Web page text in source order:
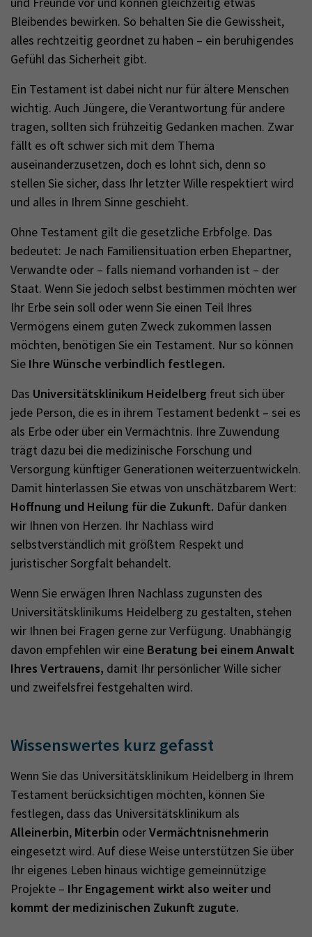
Bleibendes bewirken. So behalten Sie die Gewissheit,
alles rechtzeitig geordnet zu haben – ein beruhigendes
Gefühl das Sicherheit gibt.
Ein Testament ist dabei nicht nur für ältere Menschen
wichtig. Auch Jüngere, die Verantwortung für andere
tragen, sollten sich frühzeitig Gedanken machen. Zwar
fällt es oft schwer sich mit dem Thema
auseinanderzusetzen, doch es lohnt sich, denn so
stellen Sie sicher, dass Ihr letzter Wille respektiert wird
und alles in Ihrem Sinne geschieht.
Ohne Testament gilt die gesetzliche Erbfolge. Das
bedeutet: Je nach Familiensituation erben Ehepartner,
Verwandte oder – falls niemand vorhanden ist – der
Staat. Wenn Sie jedoch selbst bestimmen möchten wer
Ihr Erbe sein soll oder wenn Sie einen Teil Ihres
Vermögens einem guten Zweck zukommen lassen
möchten, benötigen Sie ein Testament. Nur so können
Sie Ihre Wünsche verbindlich festlegen.
Das Universitätsklinikum Heidelberg freut sich über
jede Person, die es in ihrem Testament bedenkt – sei es
als Erbe oder über ein Vermächtnis. Ihre Zuwendung
trägt dazu bei die medizinische Forschung und
Versorgung künftiger Generationen weiterzuentwickeln.
Damit hinterlassen Sie etwas von unschätzbarem Wert:
Hoffnung und Heilung für die Zukunft. Dafür danken
wir Ihnen von Herzen. Ihr Nachlass wird
selbstverständlich mit größtem Respekt und
juristischer Sorgfalt behandelt.
Wenn Sie erwägen Ihren Nachlass zugunsten des
Universitätsklinikums Heidelberg zu gestalten, stehen
wir Ihnen bei Fragen gerne zur Verfügung. Unabhängig
davon empfehlen wir eine Beratung bei einem Anwalt
Ihres Vertrauens, damit Ihr persönlicher Wille sicher
und zweifelsfrei festgehalten wird.
Wissenswertes kurz gefasst
Wenn Sie das Universitätsklinikum Heidelberg in Ihrem
Testament berücksichtigen möchten, können Sie
festlegen, dass das Universitätsklinikum als
Alleinerbin, Miterbin oderVermächtnisnehmerin
eingesetzt wird. Auf diese Weise unterstützen Sie über
Ihr eigenes Leben hinaus wichtige gemeinnützige
Projekte – Ihr Engagement wirkt also weiter und
kommt der medizinischen Zukunft zugute.